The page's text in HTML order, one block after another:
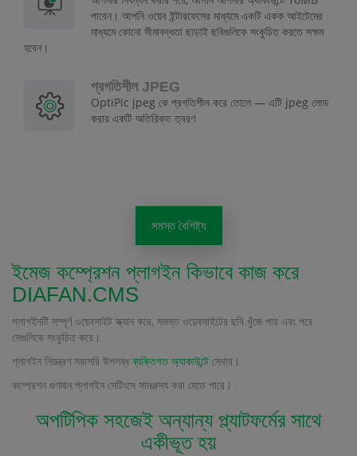
পাবেন। আপনি ওয়েব ইন্টারফেসের মাধ্যমে একটি একক আইটেমের
মাধ্যমে কোনো সীমাবদ্ধতা ছাড়াই ছবিগুলিকে সংকুচিত করতে সক্ষম
হবেন।
প্রগতিশীল JPEG
OptiPic jpeg কে প্রগতিশীল করে তোলে — এটি jpeg লোড
করার একটি অতিরিক্ত ত্বরণ
সমস্ত বৈশিষ্ট্য
ইমেজ কম্প্রেশন প্লাগইন কিভাবে কাজ করে
DIAFAN.CMS
প্লাগইনটি সম্পূর্ণ ওয়েবসাইট স্ক্যান করে, সমস্ত ওয়েবসাইটের ছবি খুঁজে পায় এবং পরে
সেগুলিকে সংকুচিত করে।
প্লাগইন নিয়ন্ত্রণ সরাসরি উপলব্ধব্যক্তিগত অ্যাকাউন্টে সেবার।
কম্প্রেশন গুণমান প্লাগইন সেটিংসে সামঞ্জস্য করা যেতে পারে।
অপটিপিক সহজেই অন্যান্য প্ল্যাটফর্মের সাথে
একীভূত হয়